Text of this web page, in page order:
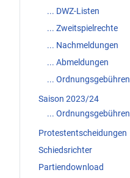
... DWZ-Listen
... Zweitspielrechte
... Nachmeldungen
... Abmeldungen
... Ordnungsgebühren
Saison 2023/24
... Ordnungsgebühren
Protestentscheidungen
Schiedsrichter
Partiendownload